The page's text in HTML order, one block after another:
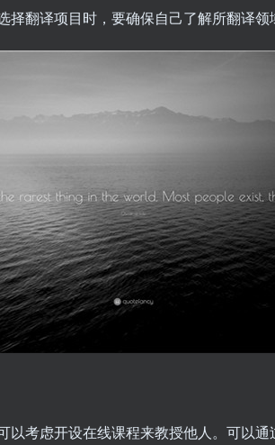
翻译项目时，要确保自己了解所翻译领
以考虑开设在线课程来教授他人。可以